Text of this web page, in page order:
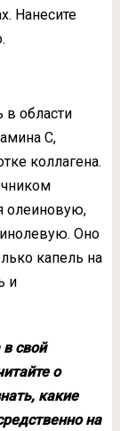
Нанесите
в области
С,
коллагена.
олеиновую,
Оно
капель на
и
свой
о
какие
на